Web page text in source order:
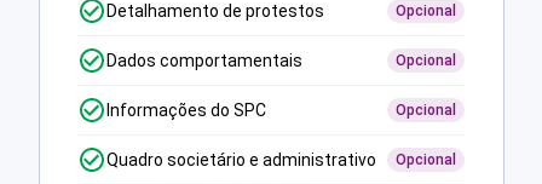
Detalhamento de protestos Opcional
Dados comportamentais Opcional
Informações do SPC Opcional
Quadro societário e administrativo Opcional